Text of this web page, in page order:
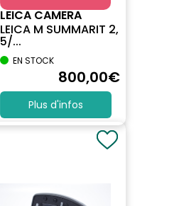
LEICA CAMERA
LEICA M SUMMARIT 2,
5/...
EN STOCK
800,00€
Plus d'infos